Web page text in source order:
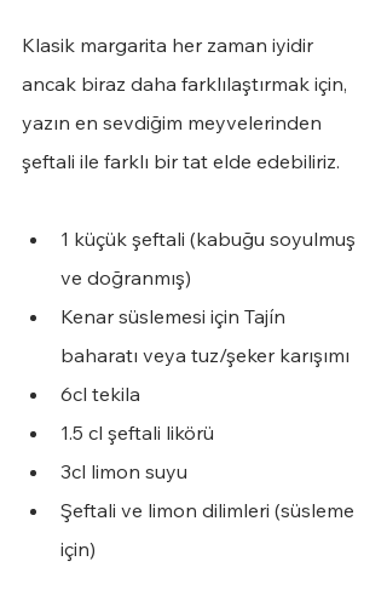
Klasik margarita her zaman iyidir
ancak biraz daha farklılaştırmak için,
yazın en sevdiğim meyvelerinden
şeftali ile farklı bir tat elde edebiliriz.
1 küçük şeftali (kabuğu soyulmuş
ve doğranmış)
Kenar süslemesi için Tajín
baharatı veya tuz/şeker karışımı
6cl tekila
1.5 cl şeftali likörü
3cl limon suyu
Şeftali ve limon dilimleri (süsleme
için)